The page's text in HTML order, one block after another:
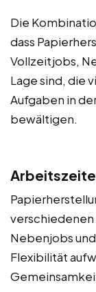
Die
dass
Vollzeitjobs,
Lage sind, die
Aufgaben in
bewältigen.
Nebenjobs
Flexibilität